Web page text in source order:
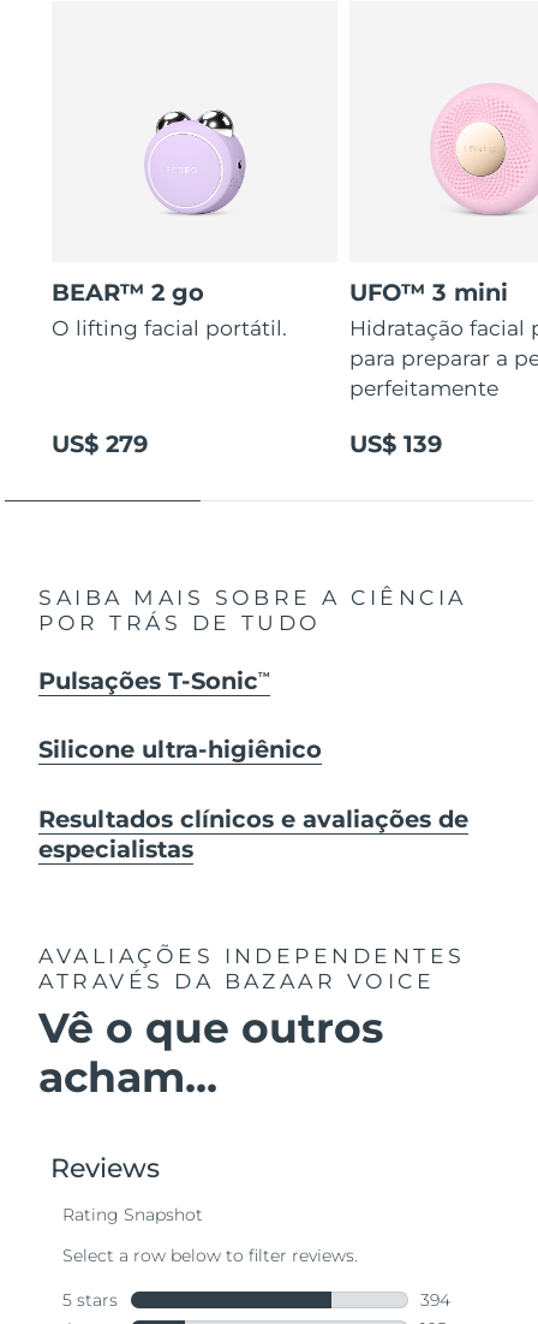
BEAR™ 2 go
O lifting facial portátil.
US$ 279
UFO™ 3 mini
Hidratação facial
para preparar a
perfeitamente
US$ 139
SAIBA MAIS SOBRE A CIÊNCIA
POR TRÁS DE TUDO
Pulsações T-SonicTM
Silicone ultra-higiênico
Resultados clínicos e avaliações de
especialistas
AVALIAÇÕES INDEPENDENTES
ATRAVÉS DA BAZAAR VOICE
Vê o que outros
acham...